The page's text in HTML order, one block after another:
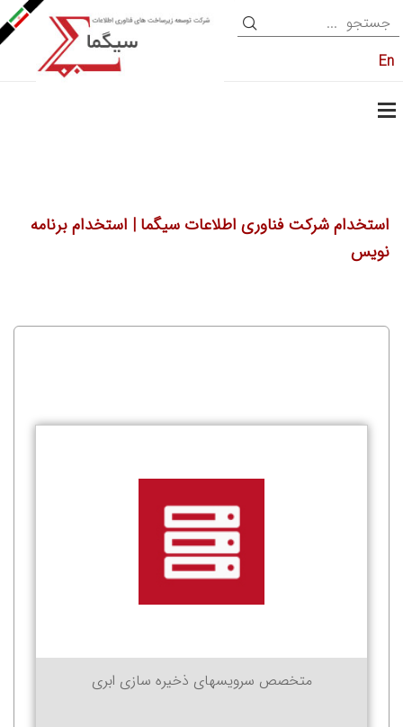
En
استخدام شرکت فناوری اطلاعات سیگما | استخدام برنامه
نویس
متخصص سرویسهای ذخیره سازی ابری